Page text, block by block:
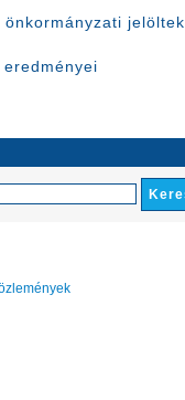
jelöltek